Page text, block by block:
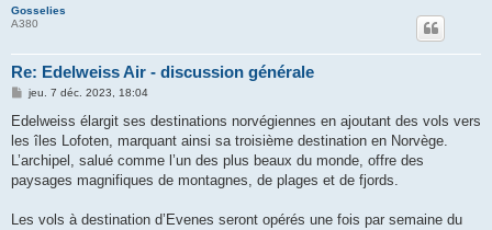
Gosselies
A380
Re: Edelweiss Air - discussion générale
M
s
a
g
jeu. 7 déc. 2023, 18:04
Edelweiss élargit ses destinations norvégiennes en ajoutant des vols vers
les îles Lofoten, marquant ainsi sa troisième destination en Norvège.
L’archipel, salué comme l’un des plus beaux du monde, offre des
paysages magnifiques de montagnes, de plages et de fjords.
Les vols à destination d’Evenes seront opérés une fois par semaine du